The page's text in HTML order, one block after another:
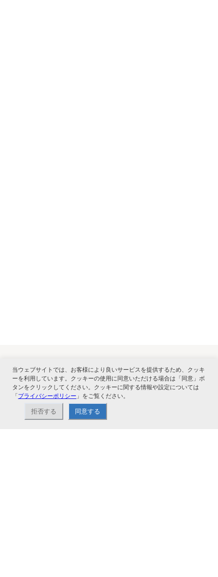
関連サービス
当ウェブサイトでは、お客様により良いサービスを提供するため、クッキ
ーを利用しています。クッキーの使用に同意いただける場合は「同意」ボ
タンをクリックしてください。クッキーに関する情報や設定については
「プライバシーポリシー 」をご覧ください。
拒否する 同意する